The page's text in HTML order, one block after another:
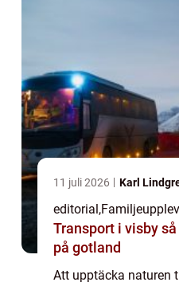
11 juli 2026 Karl
editorial,
Transport i visby så planerar du resor
på gotland
Att upptäcka naturen